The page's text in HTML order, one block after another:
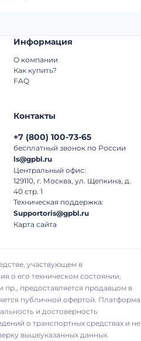
Информация
О компании
Как купить?
FAQ
Контакты
+7 (800) 100-73-65
бесплатный звонок по России
ls@gpbl.ru
Центральный офис:
129110, г. Москва, ул. Щепкина, д.
40 стр. 1
Техническая поддержка:
Supportoris@gpbl.ru
Карта сайта
участвующем в
о его техническом состоянии,
предоставляется продавцом в
публичной офертой. Платформа
и достоверность
о транспортных средствах и не
вышеуказанных данных.